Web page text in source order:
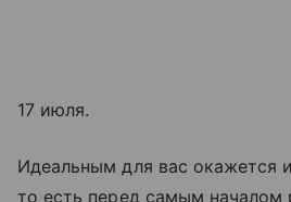
17 июля.
Идеальным для вас окажется
то есть перед самым началом